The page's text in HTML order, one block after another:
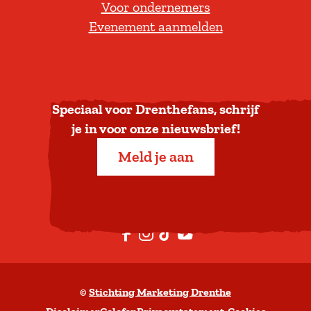
e
r
a
a
b
n
Voor ondernemers
Evenement aanmelden
Speciaal voor Drenthefans, schrijf
je in voor onze nieuwsbrief!
Meld je aan
F
a
e
I
n
t
T
i
T
Y
o
t
© Stichting Marketing Drenthe